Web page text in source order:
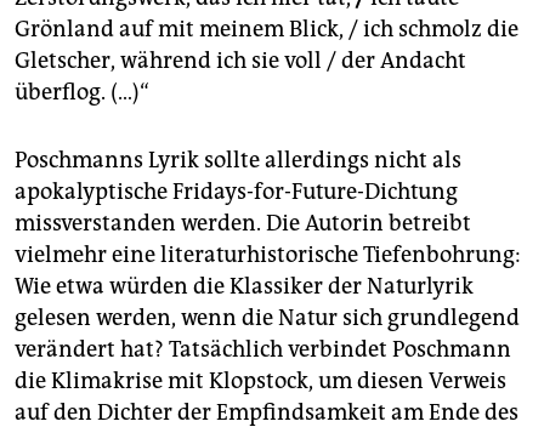
Grönland auf mit meinem Blick, / ich schmolz die
Gletscher, während ich sie voll / der Andacht
überflog. (…)“
Poschmanns Lyrik sollte allerdings nicht als
apokalyptische Fridays-for-Future-Dichtung
missverstanden werden. Die Autorin betreibt
vielmehr eine literaturhistorische Tiefenbohrung:
Wie etwa würden die Klassiker der Naturlyrik
gelesen werden, wenn die Natur sich grundlegend
verändert hat? Tatsächlich verbindet Poschmann
die Klimakrise mit Klopstock, um diesen Verweis
auf den Dichter der Empfindsamkeit am Ende des